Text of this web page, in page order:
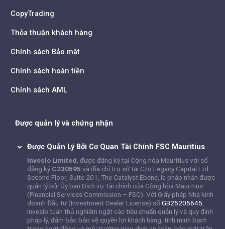
CopyTrading
Thỏa thuận khách hàng
Chính sách Bảo mật
Chính sách hoàn tiền
Chính sách AML
Được quản lý và chứng nhận
Được Quản Lý Bởi Cơ Quan Tài Chính FSC Mauritius
Inveslo Limited, được đăng ký tại Cộng hòa Mauritius với số
đăng ký C230595 và địa chỉ trụ sở tại C/o Legacy Capital Ltd.
Second Floor, Suite 201, The Catalyst Ebene, là pháp nhân được
quản lý bởi Ủy ban Dịch vụ Tài chính của Cộng hòa Mauritius
(Financial Services Commission – FSC). Với Giấy phép Nhà kinh
doanh Đầu tư (Investment Dealer License) sốGB25205645,
Inveslo tuân thủ nghiêm ngặt các tiêu chuẩn quản lý và quy định
pháp lý, đảm bảo bảo vệ quyền lợi khách hàng, tính minh bạch